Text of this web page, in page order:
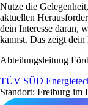
Nutze die
aktuellen
dein Interesse daran,
kannst. Das zeigt
Abteilungsleitung
TÜV SÜD
Standort: Freiburg im